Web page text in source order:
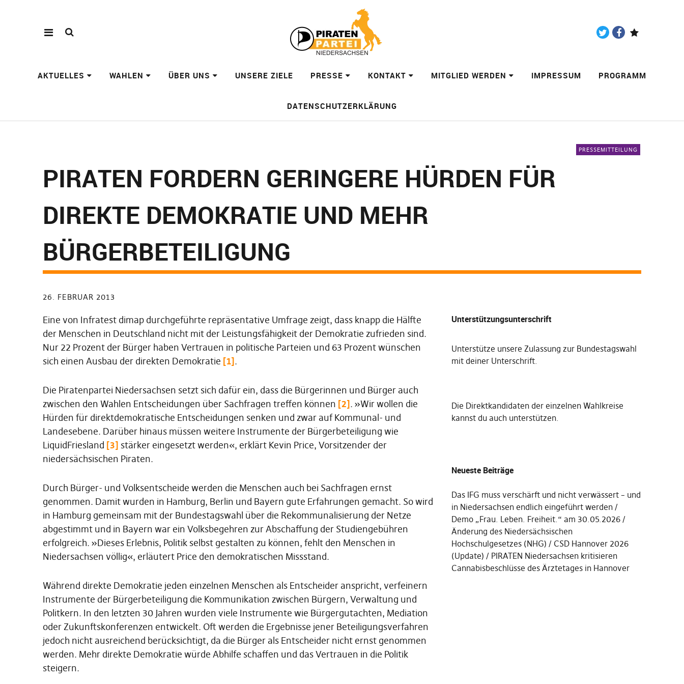
AKTUELLES WAHLEN ÜBER UNS UNSERE ZIELE PRESSE KONTAKT MITGLIED WERDEN IMPRESSUM PROGRAMM
DATENSCHUTZERKLÄRUNG
PRESSEMITTEILUNG
PIRATEN FORDERN GERINGERE HÜRDEN FÜR
DIREKTE DEMOKRATIE UND MEHR
BÜRGERBETEILIGUNG
26. FEBRUAR 2013
Eine von Infratest dimap durchgeführte repräsentative Umfrage zeigt, dass knapp die Hälfte
der Menschen in Deutschland nicht mit der Leistungsfähigkeit der Demokratie zufrieden sind.
Nur 22 Prozent der Bürger haben Vertrauen in politische Parteien und 63 Prozent wünschen
sich einen Ausbau der direkten Demokratie [1].
Die Piratenpartei Niedersachsen setzt sich dafür ein, dass die Bürgerinnen und Bürger auch
zwischen den Wahlen Entscheidungen über Sachfragen treffen können [2]. »Wir wollen die
Hürden für direktdemokratische Entscheidungen senken und zwar auf Kommunal- und
Landesebene. Darüber hinaus müssen weitere Instrumente der Bürgerbeteiligung wie
LiquidFriesland [3] stärker eingesetzt werden«, erklärt Kevin Price, Vorsitzender der
niedersächsischen Piraten.
Durch Bürger- und Volksentscheide werden die Menschen auch bei Sachfragen ernst
genommen. Damit wurden in Hamburg, Berlin und Bayern gute Erfahrungen gemacht. So wird
in Hamburg gemeinsam mit der Bundestagswahl über die Rekommunalisierung der Netze
abgestimmt und in Bayern war ein Volksbegehren zur Abschaffung der Studiengebühren
erfolgreich. »Dieses Erlebnis, Politik selbst gestalten zu können, fehlt den Menschen in
Niedersachsen völlig«, erläutert Price den demokratischen Missstand.
Während direkte Demokratie jeden einzelnen Menschen als Entscheider anspricht, verfeinern
Instrumente der Bürgerbeteiligung die Kommunikation zwischen Bürgern, Verwaltung und
Politkern. In den letzten 30 Jahren wurden viele Instrumente wie Bürgergutachten, Mediation
oder Zukunftskonferenzen entwickelt. Oft werden die Ergebnisse jener Beteiligungsverfahren
jedoch nicht ausreichend berücksichtigt, da die Bürger als Entscheider nicht ernst genommen
werden. Mehr direkte Demokratie würde Abhilfe schaffen und das Vertrauen in die Politik
steigern.
Unterstützungsunterschrift
Unterstütze unsere Zulassung zur Bundestagswahl
mit deiner Unterschrift.
Die Direktkandidaten der einzelnen Wahlkreise
kannst du auch unterstützen.
Neueste Beiträge
Das IFG muss verschärft und nicht verwässert – und
in Niedersachsen endlich eingeführt werden
Demo „Frau. Leben. Freiheit.“ am 30.05.2026
Änderung des Niedersächsischen
Hochschulgesetzes (NHG)
CSD Hannover 2026
(Update)
PIRATEN Niedersachsen kritisieren
Cannabisbeschlüsse des Ärztetages in Hannover